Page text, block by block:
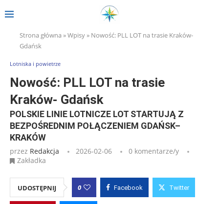
Strona główna »Wpisy» Nowość: PLL LOT na trasie Kraków-
Gdańsk
Lotniska i powietrze
Nowość: PLL LOT na trasie
Kraków- Gdańsk
POLSKIE LINIE LOTNICZE LOT STARTUJĄ Z
BEZPOŚREDNIM POŁĄCZENIEM GDAŃSK–
KRAKÓW
przez Redakcja 2026-02-06
0 komentarze/y
Zakładka
UDOSTĘPNIJ 0 Facebook Twitter